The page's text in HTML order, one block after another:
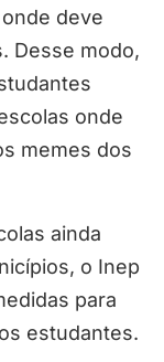
deve
Desse modo,
onde
memes dos
ainda
o Inep
para
estudantes.